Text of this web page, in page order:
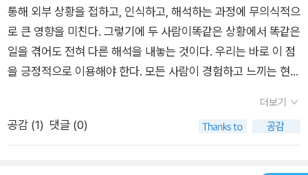
통해 외부 상황을 접하고, 인식하고, 해석하는 과정에 무의식적으
로 큰 영향을 미친다. 그렇기에 두 사람이똑같은 상황에서 똑같은
일을 겪어도 전혀 다른 해석을 내놓는 것이다. 우리는 바로 이 점
을 긍정적으로 이용해야 한다. 모든 사람이 경험하고 느끼는 현실
갈 수 있지 않을까. 남편의 확신과 달리, 그 이후 나는 분실물 보
관소에서내 노트북을 보관하고 있다는 연락을 받았고 돌아오는
더보기
공감 (1) 댓글 (0)